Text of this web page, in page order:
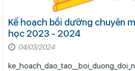
Kế hoạch bồi dưỡng chuyên
học 2023 - 2024
04/03/2024